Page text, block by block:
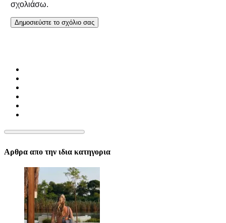
σχολιάσω.
Αρθρα απο την ιδια κατηγορια